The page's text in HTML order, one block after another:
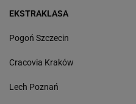
EKSTRAKLASA
Pogoń Szczecin
Cracovia Kraków
Lech Poznań